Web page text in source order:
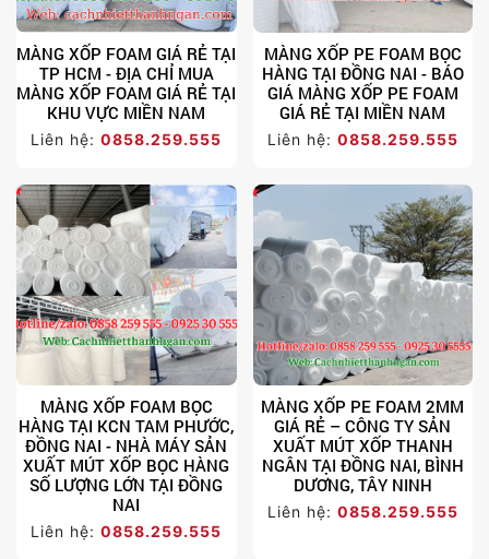
MÀNG XỐP FOAM GIÁ RẺ TẠI
TP HCM - ĐỊA CHỈ MUA
MÀNG XỐP FOAM GIÁ RẺ TẠI
KHU VỰC MIỀN NAM
Liên hệ:0858.259.555
MÀNG XỐP PE FOAM BỌC
HÀNG TẠI ĐỒNG NAI - BÁO
GIÁ MÀNG XỐP PE FOAM
GIÁ RẺ TẠI MIỀN NAM
Liên hệ: 0858.259.555
MÀNG XỐP FOAM BỌC
HÀNG TẠI KCN TAM PHƯỚC,
ĐỒNG NAI - NHÀ MÁY SẢN
XUẤT MÚT XỐP BỌC HÀNG
SỐ LƯỢNG LỚN TẠI ĐỒNG
NAI
Liên hệ:0858.259.555
MÀNG XỐP PE FOAM 2MM
GIÁ RẺ – CÔNG TY SẢN
XUẤT MÚT XỐP THANH
NGÂN TẠI ĐỒNG NAI, BÌNH
DƯƠNG, TÂY NINH
Liên hệ: 0858.259.555